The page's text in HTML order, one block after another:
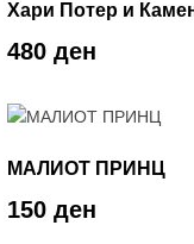
Хари Потер и
480 ден
МАЛИОТ ПРИНЦ
150 ден